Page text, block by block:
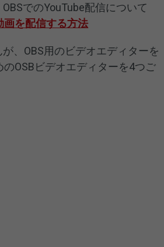
でのYouTube配信について
画を配信する方法
、OBS用のビデオエディターを
OSBビデオエディターを4つご